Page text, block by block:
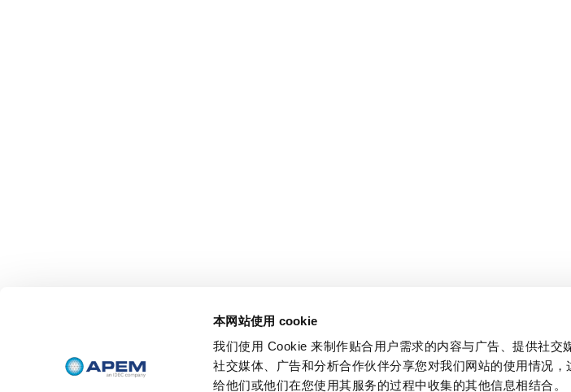
本网站使用 cookie
我们使用 Cookie 来制作贴合用户需求的内容与广告、提供社交
社交媒体、广告和分析合作伙伴分享您对我们网站的使用情况
给他们或他们在您使用其服务的过程中收集的其他信息相结合。